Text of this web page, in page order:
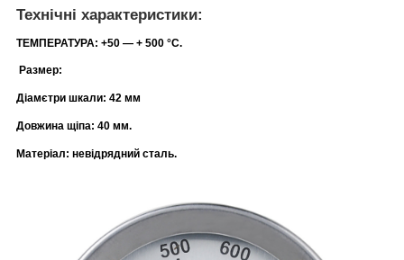
Технічні характеристики:
ТЕМПЕРАТУРА: +50 ― + 500 °C.
Рaзмep:
Діамєтри шкали: 42 мм
Довжина щіпа: 40 мм.
Мaтеpiaл: невідрядний сталь.